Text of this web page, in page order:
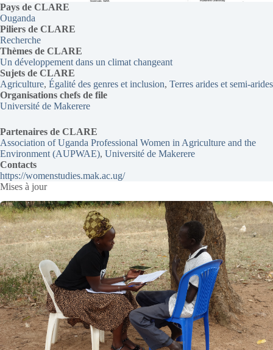
Pays de CLARE
Ouganda
Piliers de CLARE
Recherche
Thèmes de CLARE
Un développement dans un climat changeant
Sujets de CLARE
Agriculture, Égalité des genres et inclusion, Terres arides et semi-arides
Organisations chefs de file
Université de Makerere
Partenaires de CLARE
Association of Uganda Professional Women in Agriculture and the
Environment (AUPWAE), Université de Makerere
Contacts
https://womenstudies.mak.ac.ug/
Mises à jour